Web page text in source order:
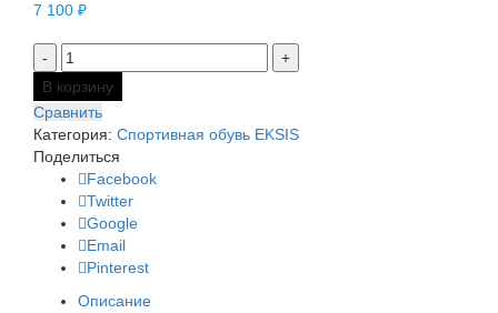
7 100 ₽
В корзину
Сравнить
Категория: Спортивная обувь EKSIS
Поделиться
Facebook
Twitter
Google
Email
Pinterest
Описание